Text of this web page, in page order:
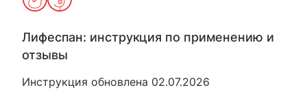
Лифеспан: инструкция по применению и
отзывы
Инструкция обновлена 02.07.2026